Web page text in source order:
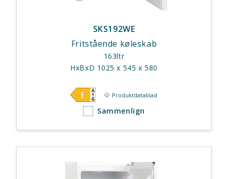
SKS192WE
Fritstående køleskab
163ltr
HxBxD 1025 x 545 x 580
Produktdatablad
Sammenlign